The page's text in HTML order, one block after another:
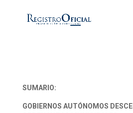
SUMARIO:
GOBIERNOS AUTÓNOMOS